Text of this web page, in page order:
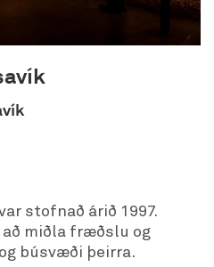
stofnað árið 1997.
að miðla fræðslu og
búsvæði þeirra.